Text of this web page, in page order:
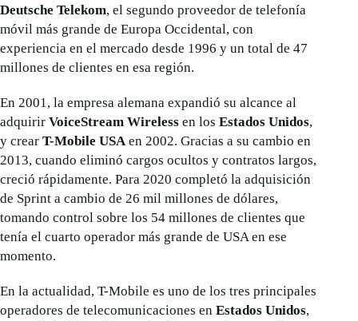
Deutsche Telekom, el segundo proveedor de telefonía
móvil más grande de Europa Occidental, con
experiencia en el mercado desde 1996 y un total de 47
millones de clientes en esa región.
En 2001, la empresa alemana expandió su alcance al
adquirir VoiceStream Wireless en los Estados Unidos,
y crear T-Mobile USA en 2002. Gracias a su cambio en
2013, cuando eliminó cargos ocultos y contratos largos,
creció rápidamente. Para 2020 completó la adquisición
de Sprint a cambio de 26 mil millones de dólares,
tomando control sobre los 54 millones de clientes que
tenía el cuarto operador más grande de USA en ese
momento.
En la actualidad, T-Mobile es uno de los tres principales
operadores de telecomunicaciones en Estados Unidos,